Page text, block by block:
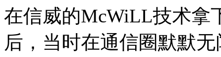
在信威的McWiLL技术拿
后，当时在通信圈默默